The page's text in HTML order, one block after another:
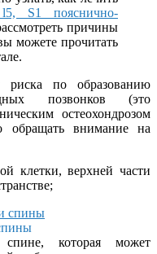
S1 пояснично-
причины
можете прочитать
по образованию
позвонков (это
остеохондрозом
обращать внимание на
клетки, верхней части
которая может